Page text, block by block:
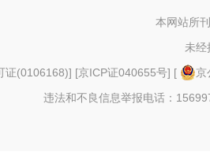
本网站所
未经
证(0106168)] [京ICP证040655号] [
京
违法和不良信息举报电话：